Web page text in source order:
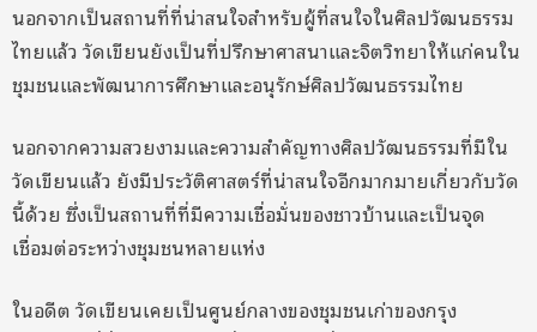
นอกจากเป็นสถานที่ที่น่าสนใจสำหรับผู้ที่สนใจในศิลปวัฒนธรรม
ไทยแล้ว วัดเขียนยังเป็นที่ปรึกษาศาสนาและจิตวิทยาให้แก่คนใน
ชุมชนและพัฒนาการศึกษาและอนุรักษ์ศิลปวัฒนธรรมไทย
นอกจากความสวยงามและความสำคัญทางศิลปวัฒนธรรมที่มีใน
วัดเขียนแล้ว ยังมีประวัติศาสตร์ที่น่าสนใจอีกมากมายเกี่ยวกับวัด
นี้ด้วย ซึ่งเป็นสถานที่ที่มีความเชื่อมั่นของชาวบ้านและเป็นจุด
เชื่อมต่อระหว่างชุมชนหลายแห่ง
ในอดีต วัดเขียนเคยเป็นศูนย์กลางของชุมชนเก่าของกรุง